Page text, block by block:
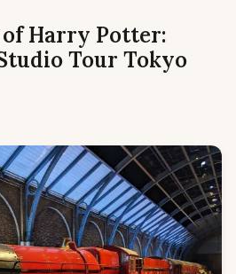
Harry Potter:
Tour Tokyo